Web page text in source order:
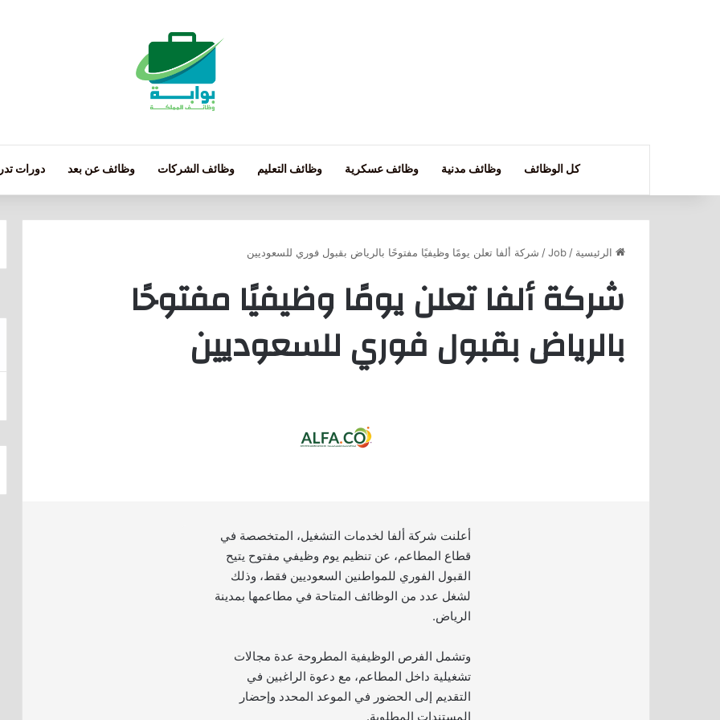
كل الوظائف وظائف مدنية وظائف عسكرية وظائف التعليم وظائف الشركات وظائف عن بعد دورات
الرئيسية /
Job
/ شركة ألفا تعلن يومًا وظيفيًا مفتوحًا بالرياض بقبول فوري للسعوديين
شركة ألفا تعلن يومًا وظيفيًا مفتوحًا
بالرياض بقبول فوري للسعوديين
أعلنت شركة ألفا لخدمات التشغيل، المتخصصة في
قطاع المطاعم، عن تنظيم يوم وظيفي مفتوح يتيح
القبول الفوري للمواطنين السعوديين فقط، وذلك
لشغل عدد من الوظائف المتاحة في مطاعمها بمدينة
الرياض.
وتشمل الفرص الوظيفية المطروحة عدة مجالات
تشغيلية داخل المطاعم، مع دعوة الراغبين في
التقديم إلى الحضور في الموعد المحدد وإحضار
المستندات المطلوبة.